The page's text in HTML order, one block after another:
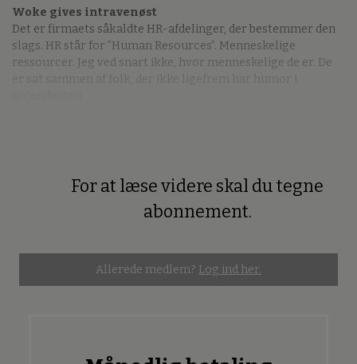
Woke gives intravenøst
Det er firmaets såkaldte HR-afdelinger, der bestemmer den
slags. HR står for ”Human Resources”. Menneskelige
ressourcer. Jeg ved snart ikke, hvor menneskelige de er. De
For at læse videre skal du tegne
abonnement.
Allerede medlem? Log ind her.